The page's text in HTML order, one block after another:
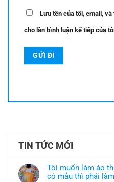
Lưu tên của tôi, email,
cho lần bình luận kế tiếp của
TIN TỨC MỚI
Tôi muốn làm áo
có mẫu thì phải